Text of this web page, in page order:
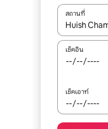
สถานที่
ใช้ลูกศรขึ้นล
เช็คอิน
เช็คเอาท์